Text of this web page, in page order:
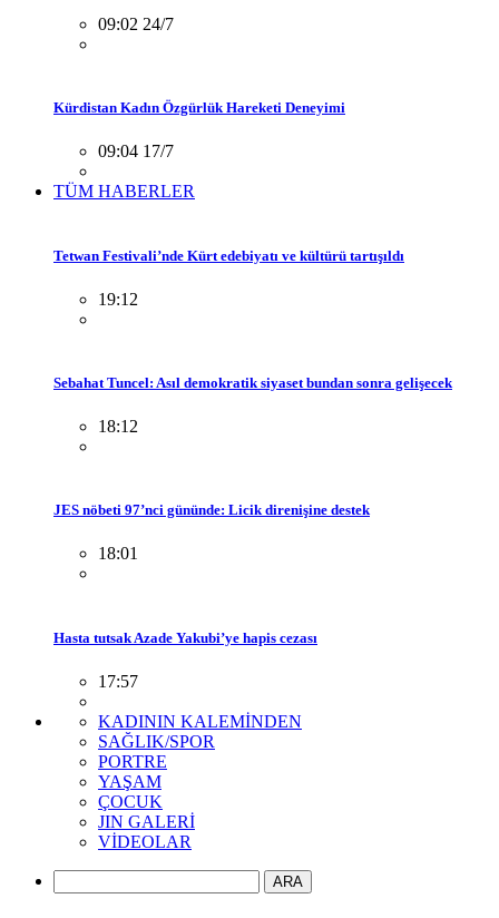
09:02 24/7
Kürdistan Kadın Özgürlük Hareketi Deneyimi
09:04 17/7
TÜM HABERLER
Tetwan Festivali’nde Kürt edebiyatı ve kültürü tartışıldı
19:12
Sebahat Tuncel: Asıl demokratik siyaset bundan sonra gelişecek
18:12
JES nöbeti 97’nci gününde: Licik direnişine destek
18:01
Hasta tutsak Azade Yakubi’ye hapis cezası
17:57
KADININ KALEMİNDEN
SAĞLIK/SPOR
PORTRE
YAŞAM
ÇOCUK
JIN GALERİ
VİDEOLAR
ARA